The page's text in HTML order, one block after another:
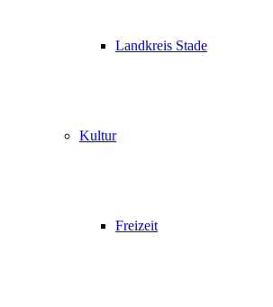
Landkreis Stade
Kultur
Freizeit